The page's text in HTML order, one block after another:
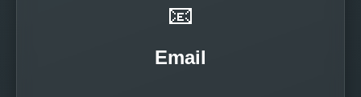
📧
Email